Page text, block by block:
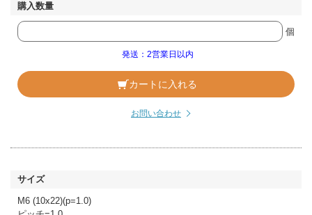
個
発送：2営業日以内
カートに入れる
お問い合わせ
M6 (10x22)(p=1.0)